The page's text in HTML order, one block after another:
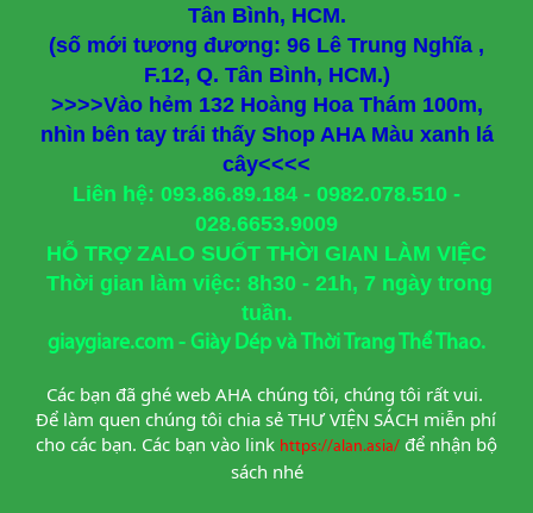
Tân Bình, HCM.
(số mới tương đương: 96 Lê Trung Nghĩa ,
F.12, Q. Tân Bình, HCM.)
>>>>Vào hẻm 132 Hoàng Hoa Thám 100m,
nhìn bên tay trái thấy Shop AHA Màu xanh lá
cây<<<<
Liên hệ: 093.86.89.184 - 0982.078.510 -
028.6653.9009
HỖ TRỢ ZALO SUỐT THỜI GIAN LÀM VIỆC
Thời gian làm việc: 8h30 - 21h, 7 ngày trong
tuần.
giaygiare.com - Giày Dép và Thời Trang Thể Thao.
Các bạn đã ghé web AHA chúng tôi, chúng tôi rất vui.
Để làm quen chúng tôi chia sẻ THƯ VIỆN SÁCH miễn phí
cho các bạn. Các bạn vào link https://alan.asia/ để nhận bộ
sách nhé